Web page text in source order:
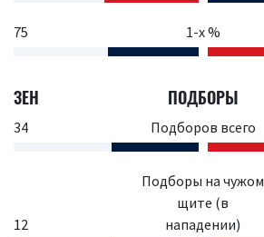
75 1-х %
ЗЕН ПОДБОРЫ
34 Подборов всего
12
Подборы на чужом
щите (в
нападении)